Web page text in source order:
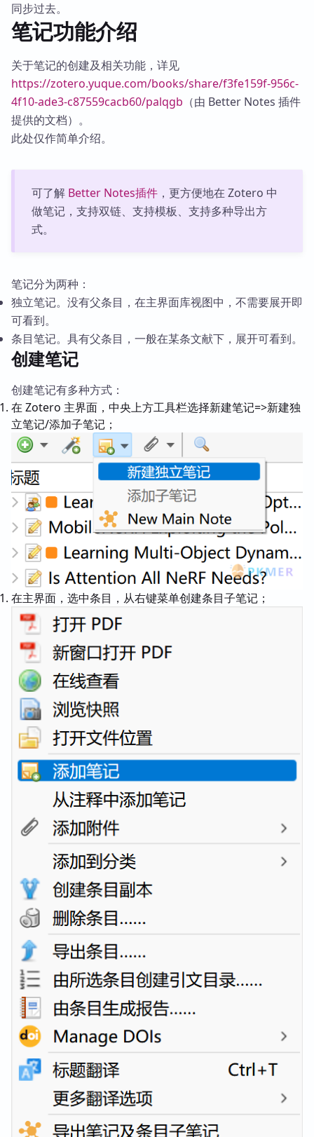
同步过去。
笔记功能介绍
关于笔记的创建及相关功能，详见
https://zotero.yuque.com/books/share/f3fe159f-956c-
4f10-ade3-c87559cacb60/palqgb （由 Better Notes 插件
提供的文档）。
此处仅作简单介绍。
可了解 Better Notes插件，更方便地在 Zotero 中
做笔记，支持双链、支持模板、支持多种导出方
式。
笔记分为两种：
独立笔记。没有父条目，在主界面库视图中，不需要展开即
可看到。
条目笔记。具有父条目，一般在某条文献下，展开可看到。
创建笔记
创建笔记有多种方式：
在 Zotero 主界面，中央上方工具栏选择新建笔记=>新建独
立笔记/添加子笔记；
在主界面，选中条目，从右键菜单创建条目子笔记；